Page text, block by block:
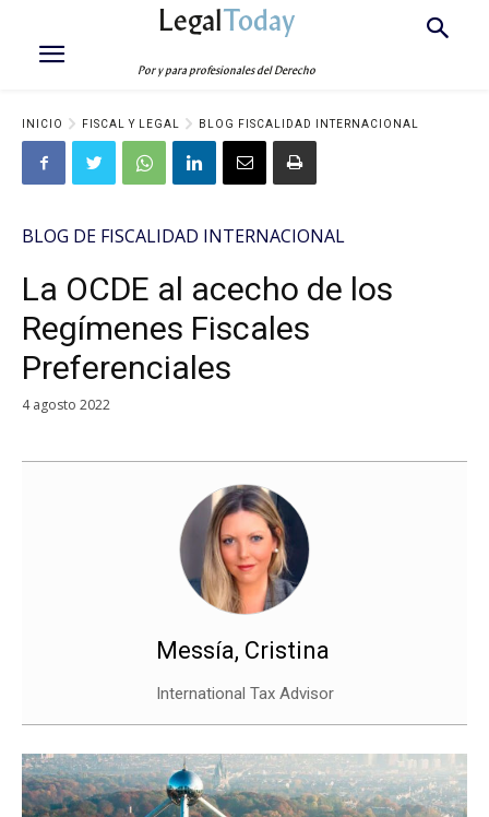
LegalToday
Por y para profesionales del Derecho
INICIO FISCAL Y LEGAL BLOG FISCALIDAD INTERNACIONAL
BLOG DE FISCALIDAD INTERNACIONAL
La OCDE al acecho de los
Regímenes Fiscales
Preferenciales
4 agosto 2022
Messía, Cristina
International Tax Advisor